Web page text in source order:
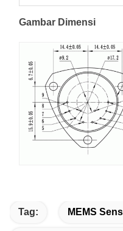
Gambar Dimensi
Tag: MEMS